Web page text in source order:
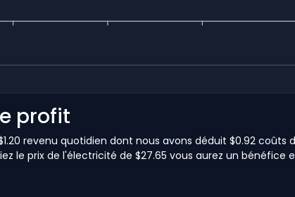
profit
revenu quotidien dont nous avons déduit $0.92 coûts
le prix de l'électricité de $27.65 vous aurez un bénéfice